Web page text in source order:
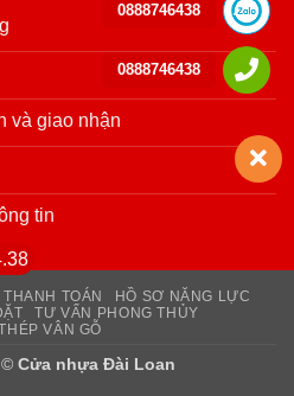
và giao nhận
tin
TOÁN
HỒ SƠ NĂNG LỰC
TƯ VẤN PHONG THỦY
VÂN GỖ
© Cửa nhựa Đài Loan
0888746438
0888746438